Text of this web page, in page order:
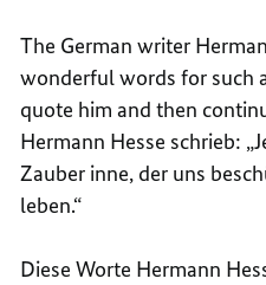
The German writer
wonderful words for such
quote him and then
Hermann Hesse schrieb:
Zauber inne, der uns
leben.“
Diese Worte Hermann